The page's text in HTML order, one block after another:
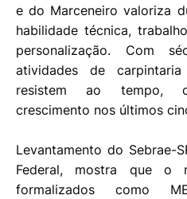
e do Marceneiro valoriza
habilidade técnica,
personalização. Com
atividades de
resistem ao tempo,
crescimento nos últimos
Levantamento do Sebrae-
Federal, mostra que o
formalizados como